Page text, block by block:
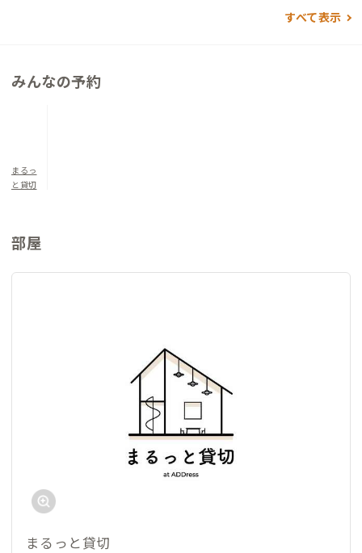
さらにTipyオリジナルのローカルマップが用意されているた
▼寝室について
すべて表示
みんなの予約
まるっ
と貸切
部屋
まるっと貸切